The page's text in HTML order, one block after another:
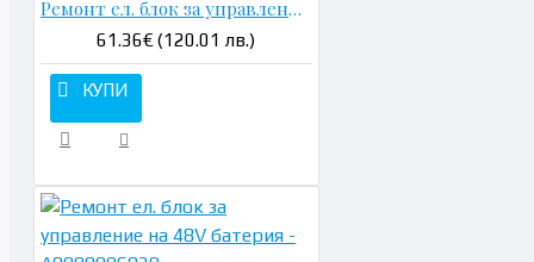
Ремонт ел. блок за управление климатроник W204
61.36€ (120.01 лв.)
КУПИ